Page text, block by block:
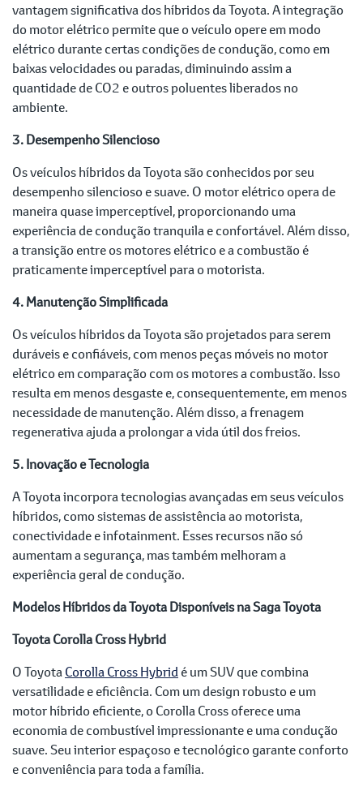
vantagem significativa dos híbridos da Toyota. A integração
do motor elétrico permite que o veículo opere em modo
elétrico durante certas condições de condução, como em
baixas velocidades ou paradas, diminuindo assim a
quantidade de CO2 e outros poluentes liberados no
ambiente.
3. Desempenho Silencioso
Os veículos híbridos da Toyota são conhecidos por seu
desempenho silencioso e suave. O motor elétrico opera de
maneira quase imperceptível, proporcionando uma
experiência de condução tranquila e confortável. Além disso,
a transição entre os motores elétrico e a combustão é
praticamente imperceptível para o motorista.
4. Manutenção Simplificada
Os veículos híbridos da Toyota são projetados para serem
duráveis e confiáveis, com menos peças móveis no motor
elétrico em comparação com os motores a combustão. Isso
resulta em menos desgaste e, consequentemente, em menos
necessidade de manutenção. Além disso, a frenagem
regenerativa ajuda a prolongar a vida útil dos freios.
5. Inovação e Tecnologia
A Toyota incorpora tecnologias avançadas em seus veículos
híbridos, como sistemas de assistência ao motorista,
conectividade e infotainment. Esses recursos não só
aumentam a segurança, mas também melhoram a
experiência geral de condução.
Modelos Híbridos da Toyota Disponíveis na Saga Toyota
Toyota Corolla Cross Hybrid
O ToyotaCorolla Cross Hybridé um SUV que combina
versatilidade e eficiência. Com um design robusto e um
motor híbrido eficiente, o Corolla Cross oferece uma
economia de combustível impressionante e uma condução
suave. Seu interior espaçoso e tecnológico garante conforto
e conveniência para toda a família.